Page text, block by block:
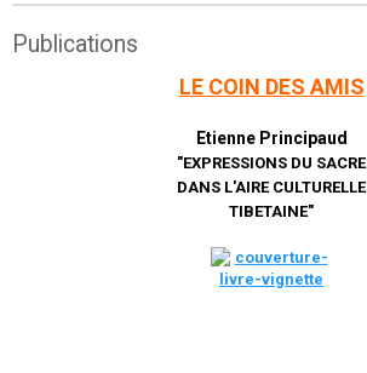
Publications
LE COIN DES AMIS
Etienne Principaud
"EXPRESSIONS DU SACRE
DANS L'AIRE CULTURELLE
TIBETAINE"